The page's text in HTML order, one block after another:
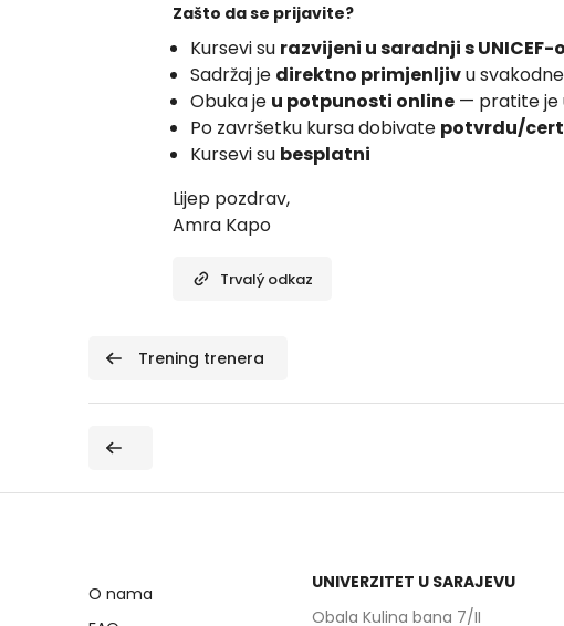
Zašto da se prijavite?
Kursevi su razvijeni u saradnji s UNICEF-
Sadržaj je direktno primjenljivu
Obuka je u potpunosti online — pratite je
Po završetku kursa dobivate potvrdu/
Kursevi su besplatni
Lijep pozdrav,
Amra Kapo
Trvalý odkaz
Trening trenera
O nama
UNIVERZITET U SARAJEVU
Obala Kulina bana 7/II